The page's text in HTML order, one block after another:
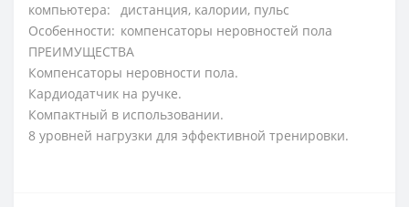
компьютера:
дистанция, калории, пульс
Особенности: компенсаторы неровностей пола
ПРЕИМУЩЕСТВА
Компенсаторы неровности пола.
Кардиодатчик на ручке.
Компактный в использовании.
8 уровней нагрузки для эффективной тренировки.